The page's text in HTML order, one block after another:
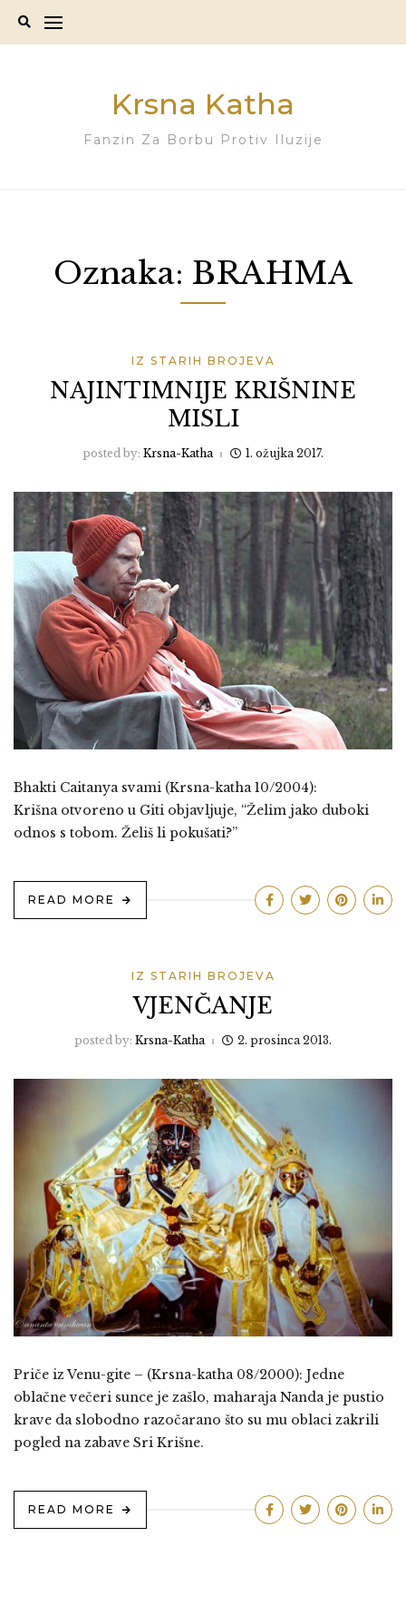
Krsna Katha
Fanzin Za Borbu Protiv Iluzije
Oznaka: BRAHMA
IZ STARIH BROJEVA
NAJINTIMNIJE KRIŠNINE
MISLI
posted by: Krsna-Katha 1. ožujka 2017.
Bhakti Caitanya svami (Krsna-katha 10/2004):
Krišna otvoreno u Giti objavljuje, “Želim jako duboki
odnos s tobom. Želiš li pokušati?”
READ MORE
IZ STARIH BROJEVA
VJENČANJE
posted by: Krsna-Katha 2. prosinca 2013.
Priče iz Venu-gite – (Krsna-katha 08/2000): Jedne
oblačne večeri sunce je zašlo, maharaja Nanda je pustio
krave da slobodno razočarano što su mu oblaci zakrili
pogled na zabave Sri Krišne.
READ MORE